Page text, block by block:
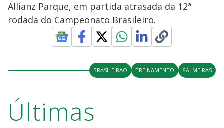
Allianz Parque, em partida atrasada da 12ª
rodada do Campeonato Brasileiro.
BRASILEIRAO TREINAMENTO PALMEIRAS
Últimas